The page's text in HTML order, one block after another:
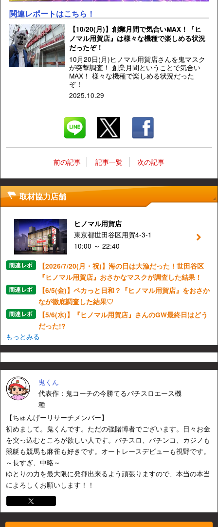
関連レポートはこちら！
【10/20(月)】創業月間で気合いMAX！『ヒ
ノマル用賀店』は様々な機種で楽しめる状況
だったぞ！
10月20日(月)ヒノマル用賀店さんを鬼マスク
が突撃調査！ 創業月間ということで気合い
MAX！ 様々な機種で楽しめる状況だった
ぞ！
2025.10.29
前の記事 記事一覧 次の記事
取材協力店舗
ヒノマル用賀店
東京都世田谷区用賀4-3-1
10:00 ～ 22:40
【2026/7/20(月・祝)】海の日は大漁だった！世田谷区
『ヒノマル用賀店』おさかなマスクが調査した結果！
【6/5(金)】ペカっと日和？『ヒノマル用賀店』をおさか
なが徹底調査した結果♡
【5/6(水)】『ヒノマル用賀店』さんのGW最終日はどう
だった!?
もっとみる
鬼くん
代表作：鬼コーチの今勝てるパチスロエース機
種
【ちゅんげーリサーチメンバー】
初めまして。鬼くんです。ただの強賭博者でございます。日々お金
を突っ込むところが欲しい人です。パチスロ、パチンコ、カジノも
競艇も競馬も麻雀も好きです。オートレースデビューも視野です。
～長すぎ、中略～
ゆとりの力を最大限に発揮出来るよう頑張りますので、本当の本当
によろしくお願いします！！